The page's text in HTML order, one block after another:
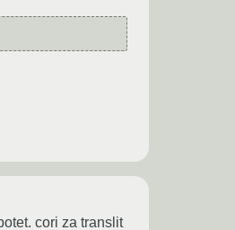
cori za translit